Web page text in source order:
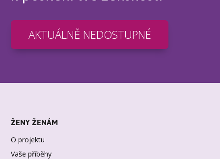
AKTUÁLNĚ NEDOSTUPNÉ
ŽENY ŽENÁM
O projektu
Vaše příběhy